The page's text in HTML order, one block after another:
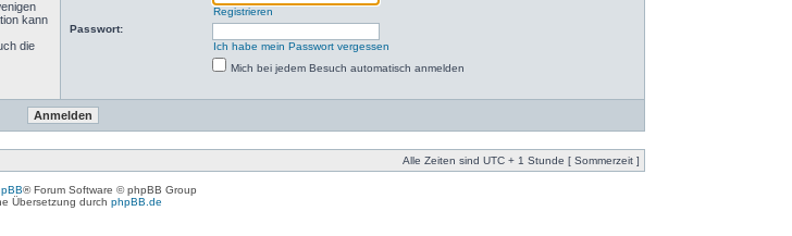
kann
die
Registrieren
Passwort:
Ich habe mein Passwort vergessen
Mich bei jedem Besuch automatisch anmelden
Alle Zeiten sind UTC + 1 Stunde [ Sommerzeit ]
® Forum Software © phpBB Group
Übersetzung durch phpBB.de